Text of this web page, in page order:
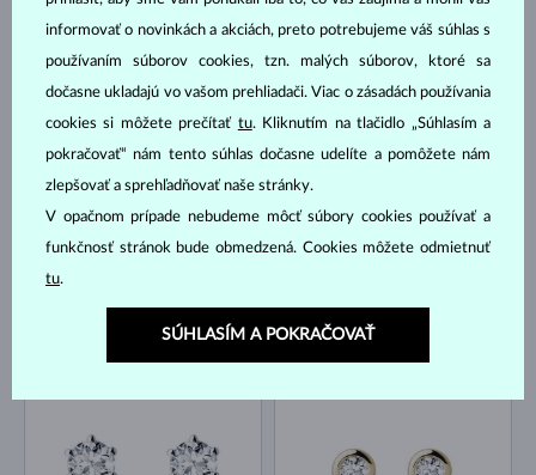
BEZ KAMEŇA
344 €
BEZ KAMEŇA
NA SKLADE NA SKLADE
informovať o novinkách a akciách, preto potrebujeme váš súhlas s
používaním súborov cookies, tzn. malých súborov, ktoré sa
dočasne ukladajú vo vašom prehliadači. Viac o zásadách používania
cookies si môžete prečítať tu. Kliknutím na tlačidlo „Súhlasím a
pokračovať“ nám tento súhlas dočasne udelíte a pomôžete nám
zlepšovať a sprehľadňovať naše stránky.
V opačnom prípade nebudeme môcť súbory cookies používať a
funkčnosť stránok bude obmedzená. Cookies môžete odmietnuť
tu.
SÚHLASÍM A POKRAČOVAŤ